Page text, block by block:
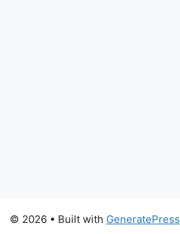
© 2026 • Built with GeneratePress